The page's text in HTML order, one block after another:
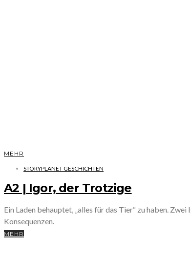
MEHR
STORYPLANET GESCHICHTEN
A2 | Igor, der Trotzige
Ein Laden behauptet, „alles für das Tier“ zu haben.
Konsequenzen.
MEHR